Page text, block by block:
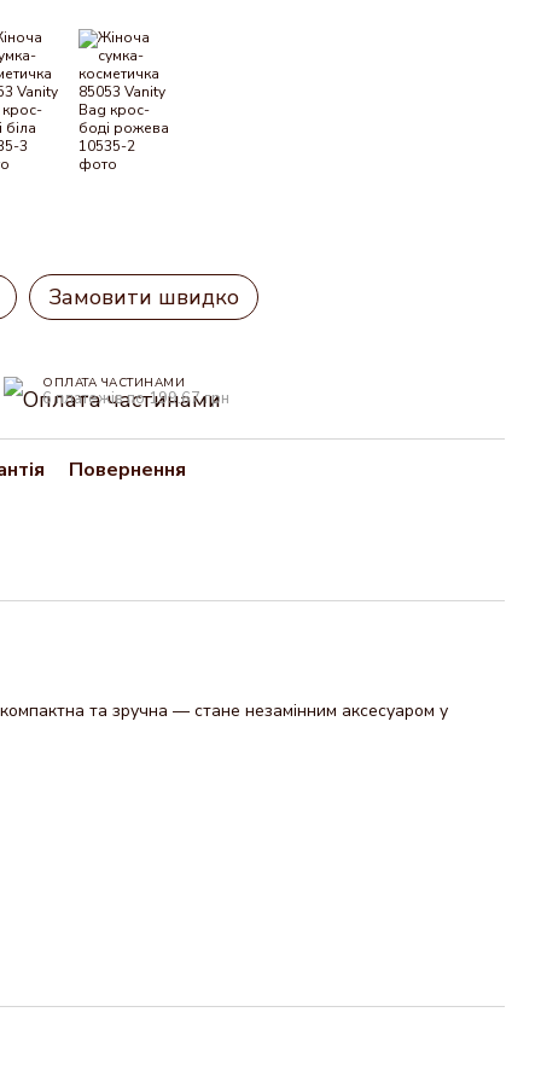
Замовити швидко
ОПЛАТА ЧАСТИНАМИ
6 платежів по 199.67 грн
Повернення
та зручна — стане незамінним аксесуаром у